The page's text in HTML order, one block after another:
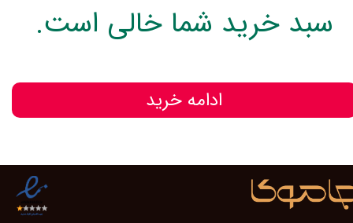
سبد خرید شما خالی است.
ادامه خرید